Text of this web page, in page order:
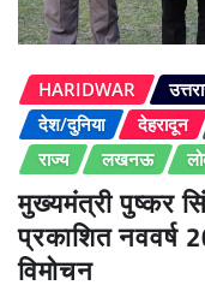
HARIDWAR
देश/दुनिया
देहरादून
राज्य
लखनऊ
मुख्यमंत्री पुष्कर
प्रकाशित
विमोचन